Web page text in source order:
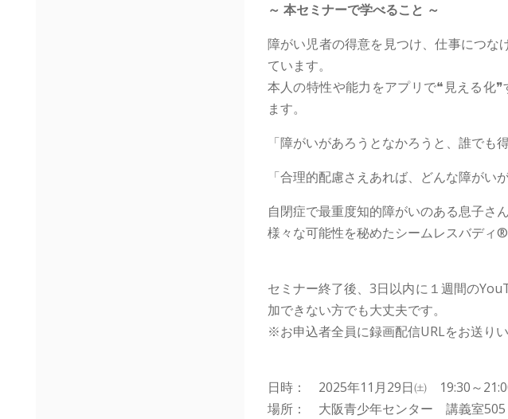
～ 本セミナーで学べること ～
障がい児者の得意を見つけ、仕事につ
ています。
本人の特性や能力をアプリで❝見える化
ます。
「障がいがあろうとなかろうと、誰でも
「合理的配慮さえあれば、どんな障がい
自閉症で最重度知的障がいのある息子さ
様々な可能性を秘めたシームレスバディ
セミナー終了後、3日以内に１週間の
加できない方でも大丈夫です。
※お申込者全員に録画配信URLをお送りい
日時： 2025年11月29日㈯ 19:30～
場所： 大阪青少年センター 講義室505